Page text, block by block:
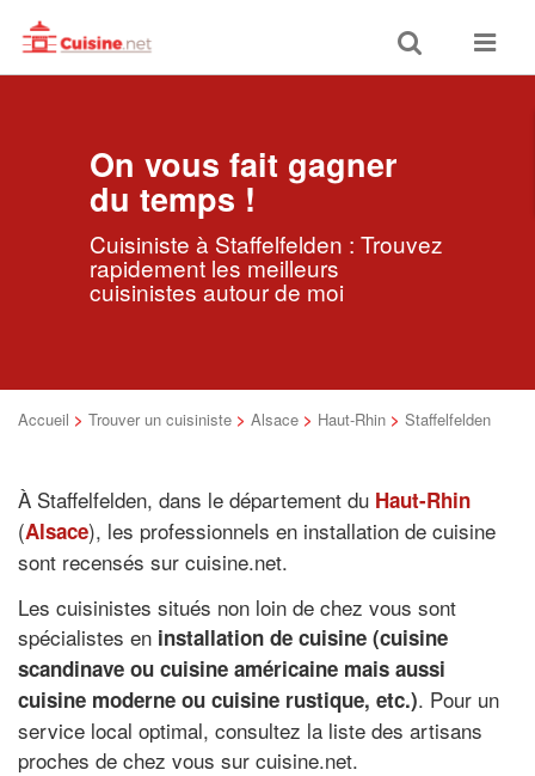
Toggle
search
Toggle
On vous fait gagner
du temps !
Cuisiniste à Staffelfelden : Trouvez
rapidement les meilleurs
cuisinistes autour de moi
Accueil > Trouver un cuisiniste > Alsace > Haut-Rhin > Staffelfelden
À Staffelfelden, dans le département du Haut-Rhin
(Alsace), les professionnels en installation de cuisine
sont recensés sur cuisine.net.
Les cuisinistes situés non loin de chez vous sont
spécialistes en installation de cuisine (cuisine
scandinave ou cuisine américaine mais aussi
cuisine moderne ou cuisine rustique, etc.). Pour un
service local optimal, consultez la liste des artisans
proches de chez vous sur cuisine.net.